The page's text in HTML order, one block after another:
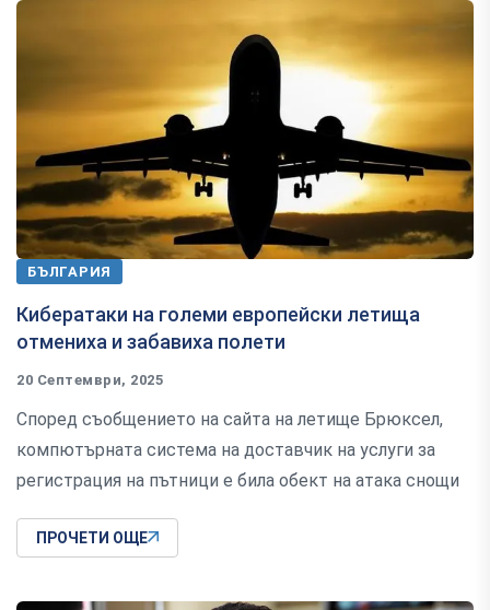
БЪЛГАРИЯ
Кибератаки на големи европейски летища
отмениха и забавиха полети
20 Септември, 2025
Според съобщението на сайта на летище Брюксел,
компютърната система на доставчик на услуги за
регистрация на пътници е била обект на атака снощи
ПРОЧЕТИ ОЩЕ